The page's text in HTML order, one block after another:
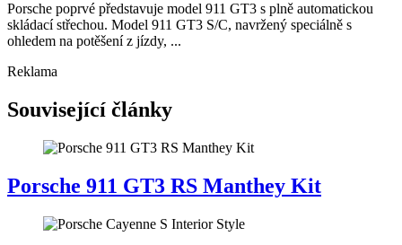
Porsche poprvé představuje model 911 GT3 s plně automatickou
skládací střechou. Model 911 GT3 S/C, navržený speciálně s
ohledem na potěšení z jízdy, ...
Reklama
Související články
Porsche 911 GT3 RS Manthey Kit